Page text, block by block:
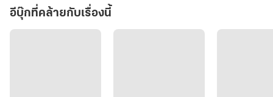
อีบุ๊กที่คล้ายกับเรื่องนี้